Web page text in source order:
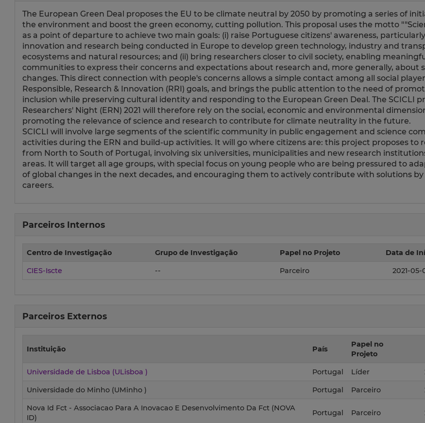
The European Green Deal proposes the EU to be climate neutral by 2050 by promoting a series of
the environment and boost the green economy, cutting pollution. This proposal uses the motto
as a point of departure to achieve two main goals: (i) raise Portuguese citizens' awareness,
innovation and research being conducted in Europe to develop green technology, industry and
ecosystems and natural resources; and (ii) bring researchers closer to civil society, enabling
communities to express their concerns and expectations about research and, more generally, about
changes. This direct connection with people's concerns allows a simple contact among all social
Responsible, Research & Innovation (RRI) goals, and brings the public attention to the need of
inclusion while preserving cultural identity and responding to the European Green Deal. The SCICLI
Researchers' Night (ERN) 2021 will therefore rely on the social, economic and environmental
promoting the relevance of science and research to contribute for climate neutrality in the future.
SCICLI will involve large segments of the scientific community in public engagement and science
activities during the ERN and build-up activities. It will go where citizens are: this project proposes to
from North to South of Portugal, involving six universities, municipalities and new research
areas. It will target all age groups, with special focus on young people who are being pressured to
of global changes in the next decades, and encouraging them to actively contribute with solutions
careers.
Parceiros Internos
Centro de Investigação Grupo de Investigação Papel no Projeto Data de
CIES-Iscte -- Parceiro 2021-05-
Parceiros Externos
Instituição País
Papel no
Projeto
Universidade de Lisboa (ULisboa ) Portugal Líder
Universidade do Minho (UMinho ) Portugal Parceiro
Nova Id Fct - Associacao Para A Inovacao E Desenvolvimento Da Fct (NOVA
ID)
Portugal Parceiro